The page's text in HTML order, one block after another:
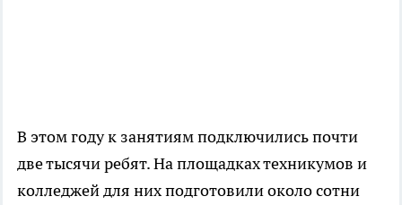
В этом году к занятиям подключились почти
две тысячи ребят. На площадках техникумов и
колледжей для них подготовили около сотни